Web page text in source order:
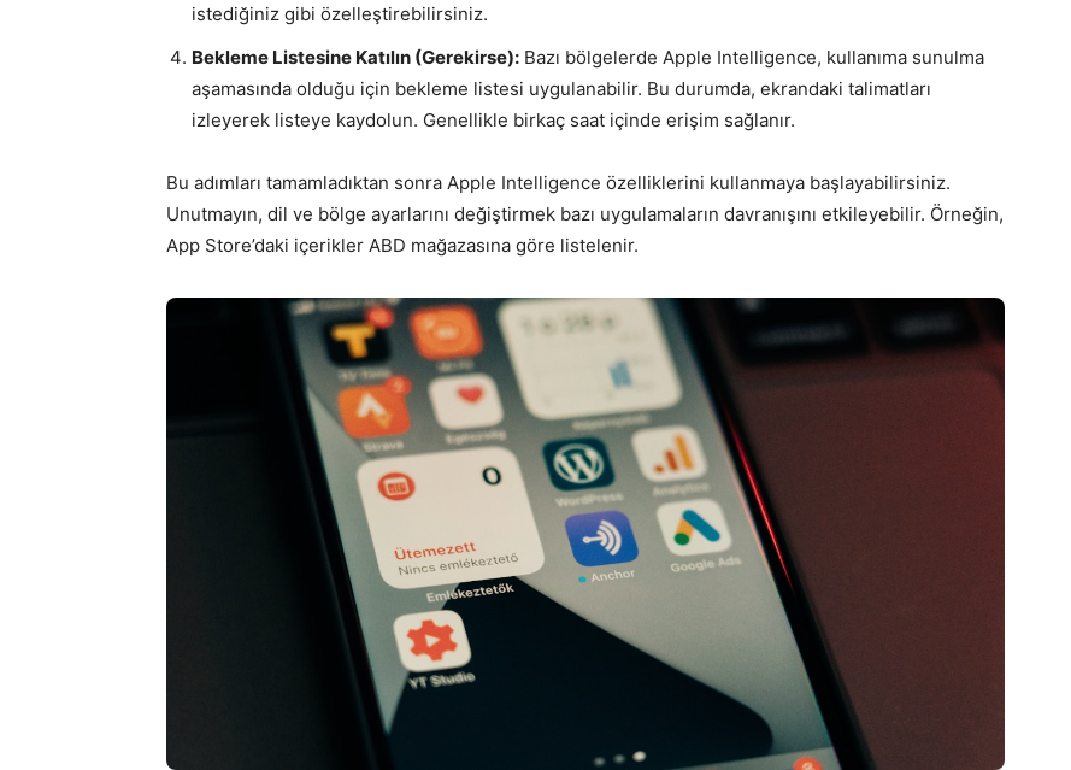
istediğiniz gibi özelleştirebilirsiniz.
Bekleme Listesine Katılın (Gerekirse): Bazı bölgelerde Apple Intelligence, kullanıma sunulma
aşamasında olduğu için bekleme listesi uygulanabilir. Bu durumda, ekrandaki talimatları
izleyerek listeye kaydolun. Genellikle birkaç saat içinde erişim sağlanır.
Bu adımları tamamladıktan sonra Apple Intelligence özelliklerini kullanmaya başlayabilirsiniz.
Unutmayın, dil ve bölge ayarlarını değiştirmek bazı uygulamaların davranışını etkileyebilir. Örneğin,
App Store’daki içerikler ABD mağazasına göre listelenir.